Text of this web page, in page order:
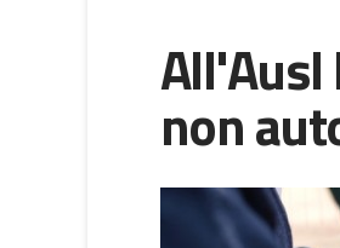
All'Ausl
non